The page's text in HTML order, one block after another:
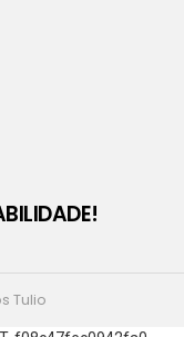
Tulio